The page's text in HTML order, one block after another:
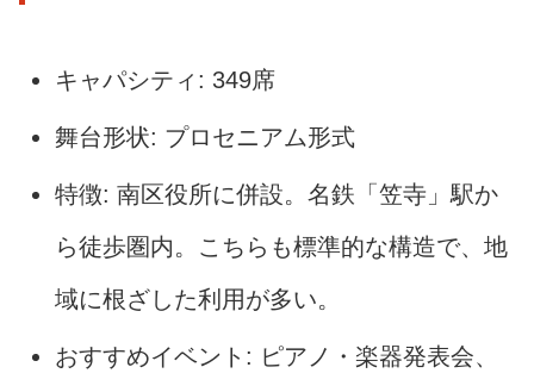
キャパシティ: 349席
舞台形状: プロセニアム形式
特徴: 南区役所に併設。名鉄「笠寺」駅か
ら徒歩圏内。こちらも標準的な構造で、地
域に根ざした利用が多い。
おすすめイベント: ピアノ・楽器発表会、